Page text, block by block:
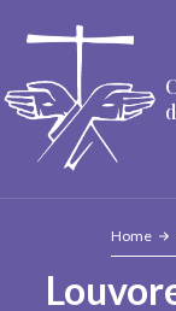
Home